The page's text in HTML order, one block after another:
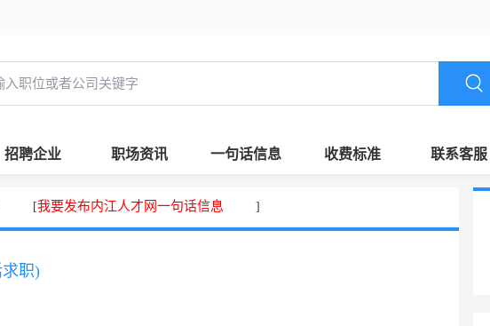
招聘企业 职场资讯 一句话信息 收费标准 联系客服
[我要发布内江人才网一句话信息 ]
职)